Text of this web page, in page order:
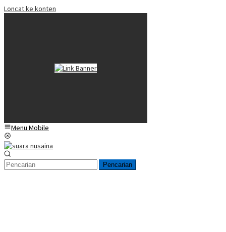
Loncat ke konten
Menu Mobile
Pencarian